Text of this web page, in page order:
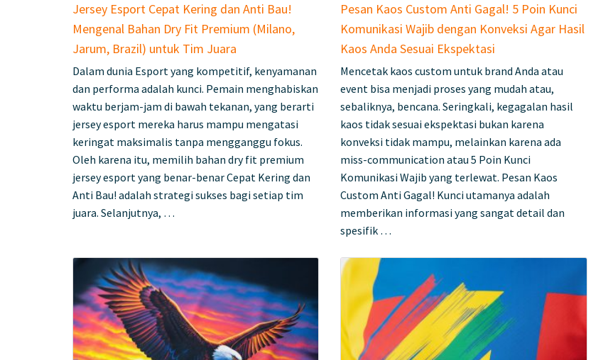
Jersey Esport Cepat Kering dan Anti Bau!
Mengenal Bahan Dry Fit Premium (Milano,
Jarum, Brazil) untuk Tim Juara
Dalam dunia Esport yang kompetitif, kenyamanan
dan performa adalah kunci. Pemain menghabiskan
waktu berjam-jam di bawah tekanan, yang berarti
jersey esport mereka harus mampu mengatasi
keringat maksimalis tanpa mengganggu fokus.
Oleh karena itu, memilih bahan dry fit premium
jersey esport yang benar-benar Cepat Kering dan
Anti Bau! adalah strategi sukses bagi setiap tim
juara. Selanjutnya, …
Pesan Kaos Custom Anti Gagal! 5 Poin Kunci
Komunikasi Wajib dengan Konveksi Agar Hasil
Kaos Anda Sesuai Ekspektasi
Mencetak kaos custom untuk brand Anda atau
event bisa menjadi proses yang mudah atau,
sebaliknya, bencana. Seringkali, kegagalan hasil
kaos tidak sesuai ekspektasi bukan karena
konveksi tidak mampu, melainkan karena ada
miss-communication atau 5 Poin Kunci
Komunikasi Wajib yang terlewat. Pesan Kaos
Custom Anti Gagal! Kunci utamanya adalah
memberikan informasi yang sangat detail dan
spesifik …